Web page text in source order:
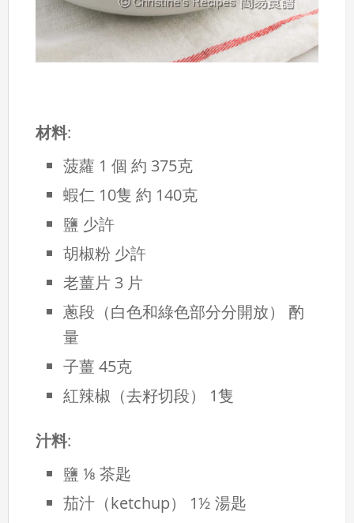
材料:
菠蘿 1 個 約 375克
蝦仁 10隻 約 140克
鹽 少許
胡椒粉 少許
老薑片 3 片
蔥段（白色和綠色部分分開放） 酌
量
子薑 45克
紅辣椒（去籽切段） 1隻
汁料:
鹽 ⅛ 茶匙
茄汁（ketchup） 1½ 湯匙